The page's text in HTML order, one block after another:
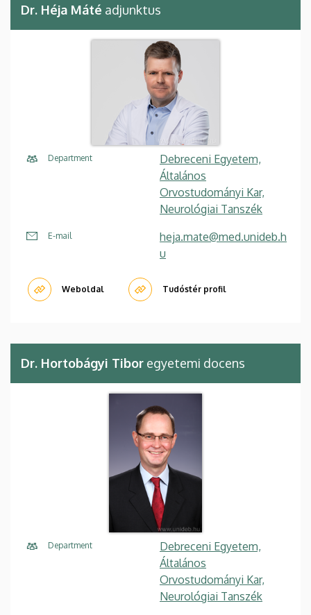
Dr. Héja Máté adjunktus
Department
Debreceni Egyetem,
Általános
Orvostudományi Kar,
Neurológiai Tanszék
E-mail
heja.mate@med.unideb.h
u
Weboldal Tudóstér profil
Dr. Hortobágyi Tibor egyetemi docens
Department
Debreceni Egyetem,
Általános
Orvostudományi Kar,
Neurológiai Tanszék